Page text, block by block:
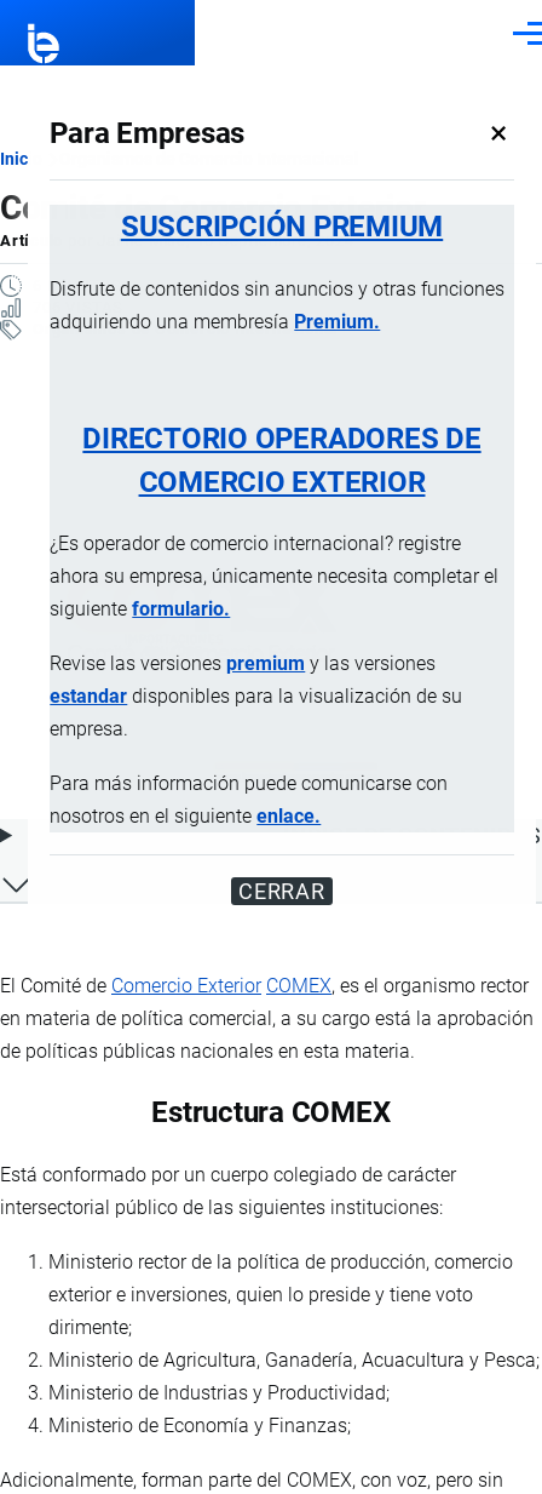
Para Empresas ×
SUSCRIPCIÓN PREMIUM
Disfrute de contenidos sin anuncios y otras funciones
adquiriendo una membresía Premium.
DIRECTORIO OPERADORES DE
COMERCIO EXTERIOR
¿Es operador de comercio internacional? registre
ahora su empresa, únicamente necesita completar el
siguienteformulario.
Revise las versionespremium y las versiones
estandar disponibles para la visualización de su
empresa.
Para más información puede comunicarse con
nosotros en el siguienteenlace.
CERRAR
Ruta
de
navegación
Inicio
Comité de Comercio Exterior
Artículo Jaime Mise, 10 Septiembre, 2024
6 MINUTOS
Organismos de Comercio Internacional
ÍNDICE DE CONTENIDOS
El Comité de Comercio Exterior COMEX, es el organismo rector
en materia de política comercial, a su cargo está la aprobación
de políticas públicas nacionales en esta materia.
Estructura COMEX
Está conformado por un cuerpo colegiado de carácter
intersectorial público de las siguientes instituciones:
Ministerio rector de la política de producción, comercio
exterior e inversiones, quien lo preside y tiene voto
dirimente;
Ministerio de Agricultura, Ganadería, Acuacultura y Pesca;
Ministerio de Industrias y Productividad;
Ministerio de Economía y Finanzas;
Adicionalmente, forman parte del COMEX, con voz, pero sin